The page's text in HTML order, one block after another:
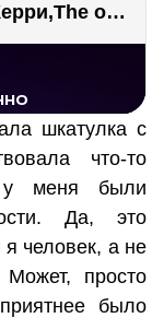
24 часа чтения без сна (почти)|Керри,The one единственный, Адвокат дьявола
шкатулка с
что-то
у меня были
Да, это
я человек, а не
просто
было